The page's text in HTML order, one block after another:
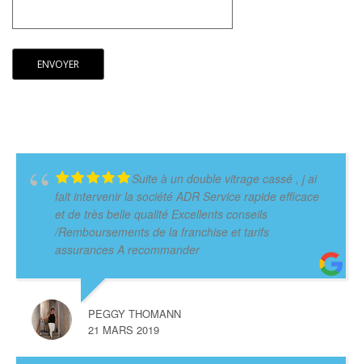
Suite à un double vitrage cassé , j ai
fait intervenir la société ADR Service rapide efficace
et de très belle qualité Excellents conseils
/Remboursements de la franchise et tarifs
assurances A recommander
PEGGY THOMANN
21 MARS 2019